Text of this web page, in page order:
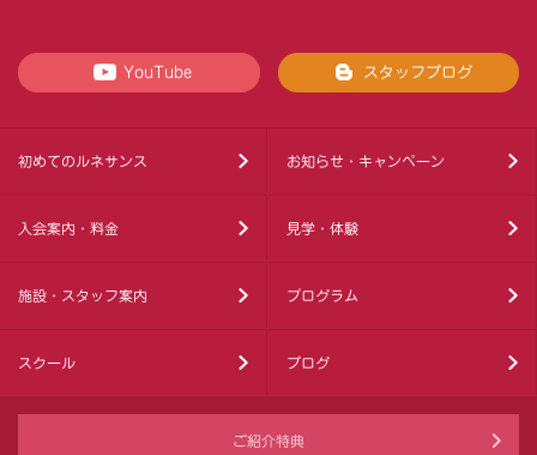
YouTube スタッフブログ
初めてのルネサンス お知らせ・キャンペーン
入会案内・料金 見学・体験
施設・スタッフ案内 プログラム
スクール ブログ
ご紹介特典